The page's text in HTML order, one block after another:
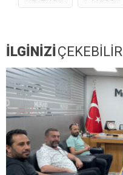
İLGİNİZİÇEKEBİLİR